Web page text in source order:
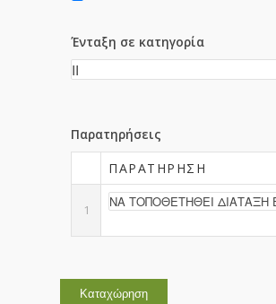
Ένταξη σε κατηγορία
Παρατηρήσεις
ΠΑΡΑΤΉΡΗΣΗ
1